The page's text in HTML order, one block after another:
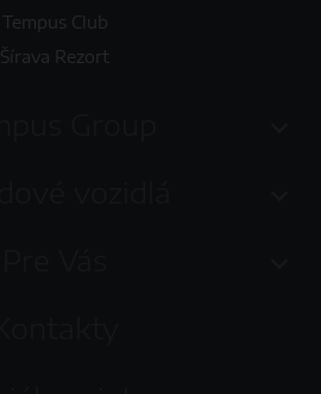
Tempus Club
Šírava Rezort